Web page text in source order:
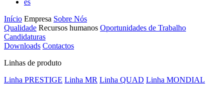
es
Início Empresa Sobre Nós
Qualidade Recursos humanos Oportunidades de Trabalho
Candidaturas
Downloads Contactos
Linhas de produto
Linha PRESTIGE Linha MR Linha QUAD Linha MONDIAL